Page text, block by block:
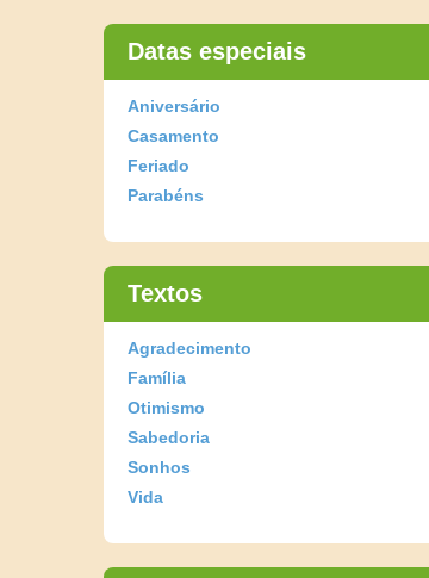
Datas especiais
Aniversário
Casamento
Feriado
Parabéns
Textos
Agradecimento
Família
Otimismo
Sabedoria
Sonhos
Vida